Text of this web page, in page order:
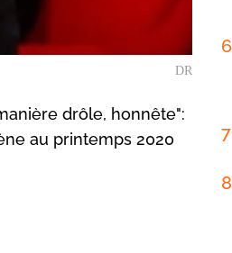
DR
drôle, honnête":
au printemps 2020
6
7
8